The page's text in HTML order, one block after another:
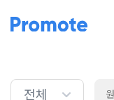
전체